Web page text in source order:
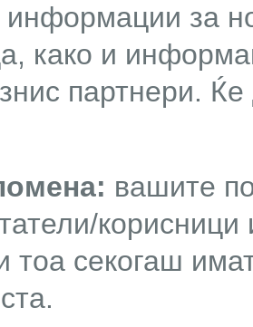
информации за
како и
партнери.
вашите
тоа секогаш